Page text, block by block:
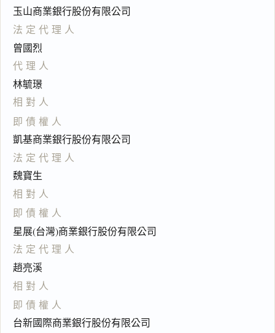
玉山商業銀行股份有限公司
法定代理人
曾國烈
代理人
林毓璟
相對人
即債權人
凱基商業銀行股份有限公司
法定代理人
魏寶生
相對人
即債權人
星展(台灣)商業銀行股份有限公司
法定代理人
趙亮溪
相對人
即債權人
台新國際商業銀行股份有限公司